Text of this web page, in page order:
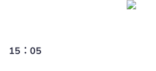
15：05